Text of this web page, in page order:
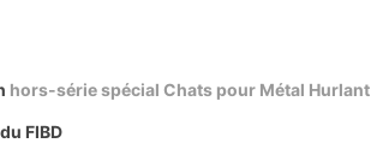
hors-série spécial Chats pour Métal Hurlant
FIBD